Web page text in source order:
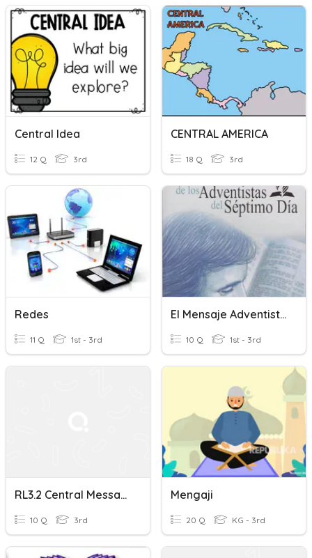
Central Idea
12 Q 3rd
CENTRAL AMERICA
18 Q 3rd
Redes
11 Q 1st - 3rd
El Mensaje Adventista
10 Q 1st - 3rd
RL3.2 Central Message
10 Q 3rd
Mengaji
20 Q KG - 3rd